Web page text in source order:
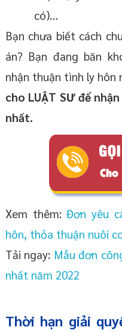
có)…
Bạn chưa biết cách
án? Bạn đang băn
nhận thuận tình ly hôn
cho LUẬT SƯ để
nhất.
Xem thêm:Đơn yêu
hôn, thỏa thuận nuôi
Tải ngay: Mẫu đơn
nhất năm 2022
Thời hạn giải